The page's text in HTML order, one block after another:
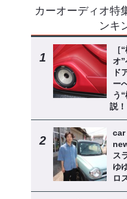
カーオーディオ特
ンキ
［
オ
ド
ー
う
説！
ス
ゆ
ロ